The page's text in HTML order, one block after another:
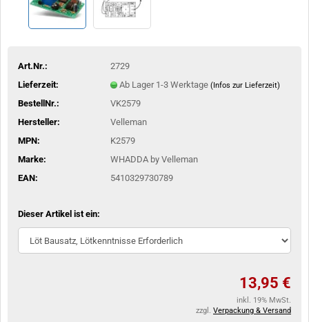
Art.Nr.:
2729
Lieferzeit:
Ab Lager 1-3 Werktage (Infos zur Lieferzeit)
BestellNr.:
VK2579
Hersteller:
Velleman
MPN:
K2579
Marke:
WHADDA by Velleman
EAN:
5410329730789
Dieser Artikel ist ein:
13,95 €
inkl. 19% MwSt.
zzgl. Verpackung & Versand